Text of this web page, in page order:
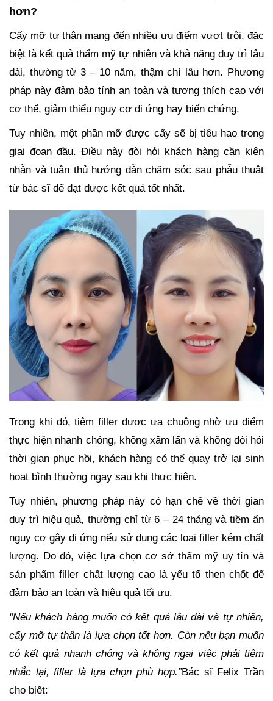
hơn?
Cấy mỡ tự thân mang đến nhiều ưu điểm vượt trội, đặc
biệt là kết quả thẩm mỹ tự nhiên và khả năng duy trì lâu
dài, thường từ 3 – 10 năm, thậm chí lâu hơn. Phương
pháp này đảm bảo tính an toàn và tương thích cao với
cơ thể, giảm thiểu nguy cơ dị ứng hay biến chứng.
Tuy nhiên, một phần mỡ được cấy sẽ bị tiêu hao trong
giai đoạn đầu. Điều này đòi hỏi khách hàng cần kiên
nhẫn và tuân thủ hướng dẫn chăm sóc sau phẫu thuật
từ bác sĩ để đạt được kết quả tốt nhất.
Trong khi đó, tiêm filler được ưa chuộng nhờ ưu điểm
thực hiện nhanh chóng, không xâm lấn và không đòi hỏi
thời gian phục hồi, khách hàng có thể quay trở lại sinh
hoạt bình thường ngay sau khi thực hiện.
Tuy nhiên, phương pháp này có hạn chế về thời gian
duy trì hiệu quả, thường chỉ từ 6 – 24 tháng và tiềm ẩn
nguy cơ gây dị ứng nếu sử dụng các loại filler kém chất
lượng. Do đó, việc lựa chọn cơ sở thẩm mỹ uy tín và
sản phẩm filler chất lượng cao là yếu tố then chốt để
đảm bảo an toàn và hiệu quả tối ưu.
“Nếu khách hàng muốn có kết quả lâu dài và tự nhiên,
cấy mỡ tự thân là lựa chọn tốt hơn. Còn nếu bạn muốn
có kết quả nhanh chóng và không ngại việc phải tiêm
nhắc lại, filler là lựa chọn phù hợp.”Bác sĩ Felix Trần
cho biết: